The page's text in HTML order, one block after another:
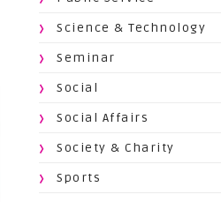
Science & Technology
Seminar
Social
Social Affairs
Society & Charity
Sports